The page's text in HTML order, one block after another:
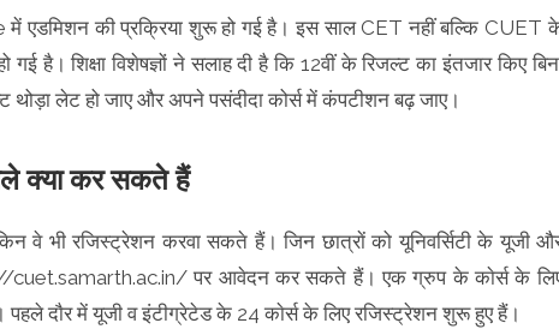
एडमिशन की प्रक्रिया शुरू हो गई है। इस साल CET नहीं बल्कि CUET
है। शिक्षा विशेषज्ञों ने सलाह दी है कि 12वीं के रिजल्ट का इंतजार किए
थोड़ा लेट हो जाए और अपने पसंदीदा कोर्स में कंपटीशन बढ़ जाए।
क्या कर सकते हैं
वे भी रजिस्ट्रेशन करवा सकते हैं। जिन छात्राें को यूनिवर्सिटी के यूजी
cuet.samarth.ac.in/ पर आवेदन कर सकते हैं। एक ग्रुप के काेर्स के
दाैर में यूजी व इंटीग्रेटेड के 24 काेर्स के लिए रजिस्ट्रेशन शुरू हुए हैं।